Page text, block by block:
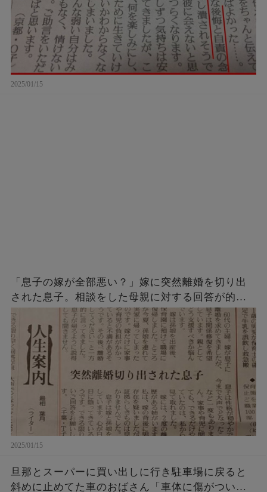
2025/01/15
「息子の嫁が全部悪い？」嫁に突然離婚を切り出
された息子。相談をした母親に対する回答が的確
過ぎると話題に！
2025/01/15
旦那とスーパーに買い出しに行き駐車場に戻ると
斜めに止めてた車のおばさん「車体に傷がついて